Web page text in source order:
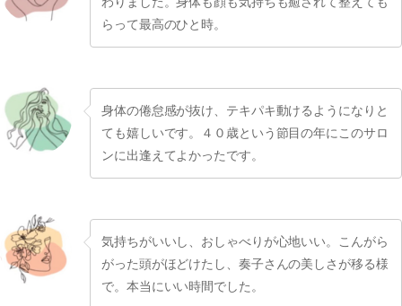
らって最高のひと時。
身体の倦怠感が抜け、テキパキ動けるようになりと
ても嬉しいです。４０歳という節目の年にこのサロ
ンに出逢えてよかったです。
気持ちがいいし、おしゃべりが心地いい。こんがら
がった頭がほどけたし、奏子さんの美しさが移る様
で。本当にいい時間でした。